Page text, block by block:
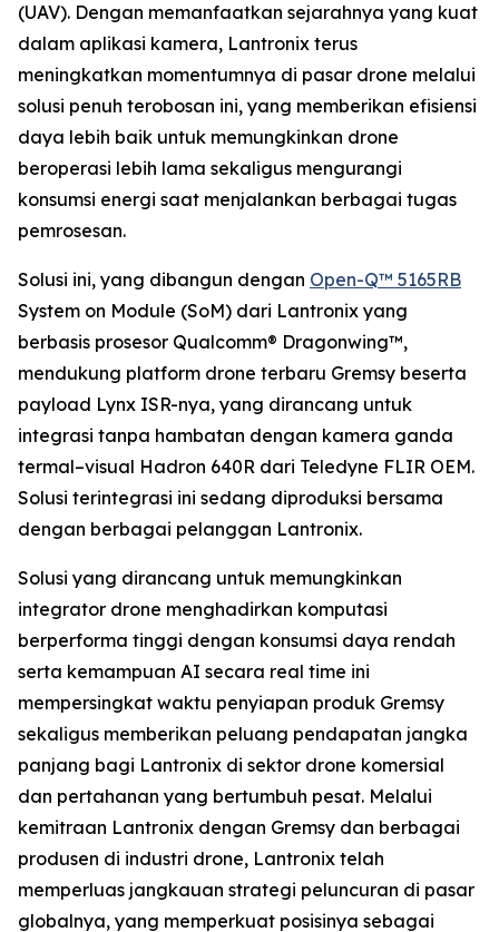
(UAV). Dengan memanfaatkan sejarahnya yang kuat
dalam aplikasi kamera, Lantronix terus
meningkatkan momentumnya di pasar drone melalui
solusi penuh terobosan ini, yang memberikan efisiensi
daya lebih baik untuk memungkinkan drone
beroperasi lebih lama sekaligus mengurangi
konsumsi energi saat menjalankan berbagai tugas
pemrosesan.
Solusi ini, yang dibangun dengan Open-Q™ 5165RB
System on Module (SoM) dari Lantronix yang
berbasis prosesor Qualcomm® Dragonwing™,
mendukung platform drone terbaru Gremsy beserta
payload Lynx ISR-nya, yang dirancang untuk
integrasi tanpa hambatan dengan kamera ganda
termal–visual Hadron 640R dari Teledyne FLIR OEM.
Solusi terintegrasi ini sedang diproduksi bersama
dengan berbagai pelanggan Lantronix.
Solusi yang dirancang untuk memungkinkan
integrator drone menghadirkan komputasi
berperforma tinggi dengan konsumsi daya rendah
serta kemampuan AI secara real time ini
mempersingkat waktu penyiapan produk Gremsy
sekaligus memberikan peluang pendapatan jangka
panjang bagi Lantronix di sektor drone komersial
dan pertahanan yang bertumbuh pesat. Melalui
kemitraan Lantronix dengan Gremsy dan berbagai
produsen di industri drone, Lantronix telah
memperluas jangkauan strategi peluncuran di pasar
globalnya, yang memperkuat posisinya sebagai